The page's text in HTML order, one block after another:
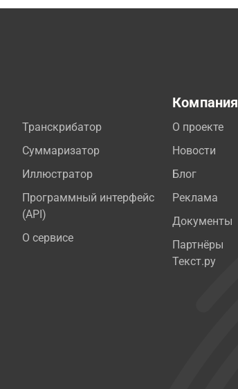
Транскрибатор
Суммаризатор
Иллюстратор
Программный интерфейс
(API)
О сервисе
Компания
О проекте
Новости
Блог
Реклама
Документы
Партнёры
Текст.ру